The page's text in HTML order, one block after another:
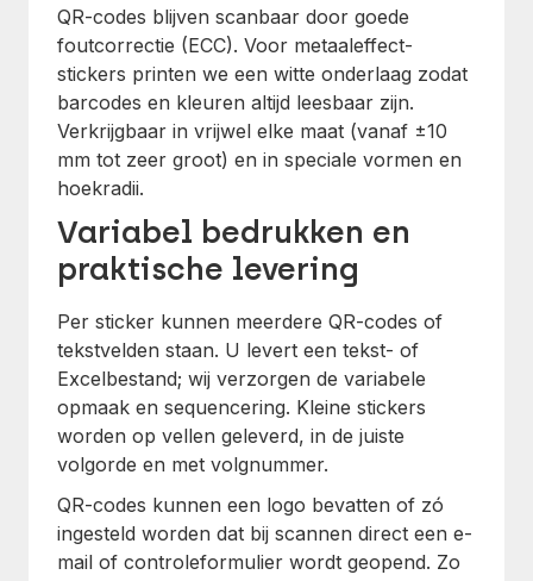
QR-codes blijven scanbaar door goede
foutcorrectie (ECC). Voor metaaleffect-
stickers printen we een witte onderlaag zodat
barcodes en kleuren altijd leesbaar zijn.
Verkrijgbaar in vrijwel elke maat (vanaf ±10
mm tot zeer groot) en in speciale vormen en
hoekradii.
Variabel bedrukken en
praktische levering
Per sticker kunnen meerdere QR-codes of
tekstvelden staan. U levert een tekst- of
Excelbestand; wij verzorgen de variabele
opmaak en sequencering. Kleine stickers
worden op vellen geleverd, in de juiste
volgorde en met volgnummer.
QR-codes kunnen een logo bevatten of zó
ingesteld worden dat bij scannen direct een e-
mail of controleformulier wordt geopend. Zo